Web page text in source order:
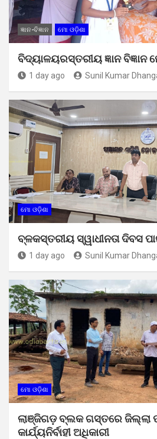
ଜ୍ଞାନ-ବିଜ୍ଞାନ ମୋ ଓଡ଼ିଶା
ବିଦ୍ୟାଳୟରସ୍ତରୀୟ ଜ୍ଞାନ ବିଜ୍ଞାନ
1 day ago Sunil Kumar
ମୋ ଓଡ଼ିଶା
ବ୍ଳକସ୍ତରୀୟ ସ୍ୱାଧୀନତା ଦିବସ
1 day ago Sunil Kumar
ମୋ ଓଡ଼ିଶା
ଲାଞ୍ଜିଗଡ଼ ବ୍ଲକ ଗସ୍ତରେ
କାର୍ଯ୍ୟନିର୍ବାହୀ ଅଧିକାରୀ